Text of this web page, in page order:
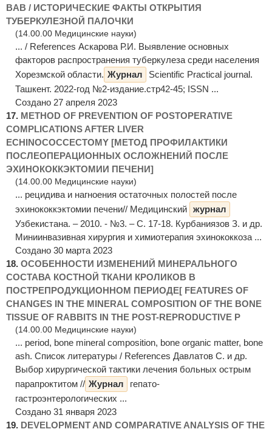
BAB / ИСТОРИЧЕСКИЕ ФАКТЫ ОТКРЫТИЯ
ТУБЕРКУЛЕЗНОЙ ПАЛОЧКИ
(14.00.00 Медицинские науки)
... / References Аскарова Р.И. Выявление основных
факторов распространения туберкулеза среди населения
Хорезмской области. Журнал
Scientific Practical journal.
Ташкент. 2022-год №2-издание.стр42-45; ISSN ...
Создано 27 апреля 2023
17. METHOD OF PREVENTION OF POSTOPERATIVE
COMPLICATIONS AFTER LIVER
ECHINOCOCCECTOMY [МЕТОД ПРОФИЛАКТИКИ
ПОСЛЕОПЕРАЦИОННЫХ ОСЛОЖНЕНИЙ ПОСЛЕ
ЭХИНОКОККЭКТОМИИ ПЕЧЕНИ]
(14.00.00 Медицинские науки)
... рецидива и нагноения остаточных полостей после
эхинококкэктомии печени// Медицинский журнал
Узбекистана. – 2010. - №3. – С. 17-18. Курбаниязов З. и др.
Миниинвазивная хирургия и химиотерапия эхинококкоза ...
Создано 30 марта 2023
18. ОСОБЕННОСТИ ИЗМЕНЕНИЙ МИНЕРАЛЬНОГО
СОСТАВА КОСТНОЙ ТКАНИ КРОЛИКОВ В
ПОСТРЕПРОДУКЦИОННОМ ПЕРИОДЕ[ FEATURES OF
CHANGES IN THE MINERAL COMPOSITION OF THE BONE
TISSUE OF RABBITS IN THE POST-REPRODUCTIVE P
(14.00.00 Медицинские науки)
... period, bone mineral composition, bone organic matter, bone
ash. Список литературы / References Давлатов С. и др.
Выбор хирургической тактики лечения больных острым
парапроктитом // Журнал
гепато-
гастроэнтерологических ...
Создано 31 января 2023
19. DEVELOPMENT AND COMPARATIVE ANALYSIS OF THE